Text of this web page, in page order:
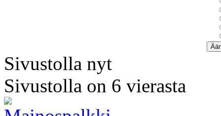
Sivustolla nyt
Sivustolla on 6 vierasta